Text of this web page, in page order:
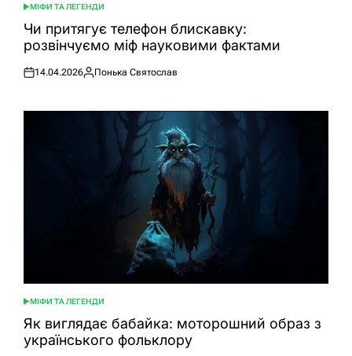
ОПУБЛІКУВАТИ
У
МІФИ ТА ЛЕГЕНДИ
Чи притягує телефон блискавку:
розвінчуємо міф науковими фактами
Оприлюднено
14.04.2026
Опубліковано
Понька Святослав
ОПУБЛІКУВАТИ
У
МІФИ ТА ЛЕГЕНДИ
Як виглядає бабайка: моторошний образ з
українського фольклору